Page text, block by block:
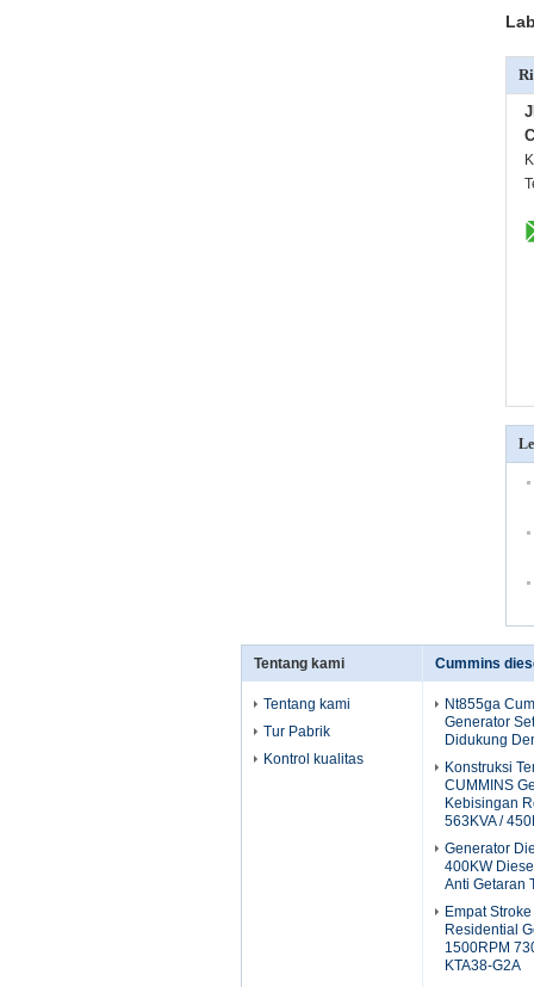
Tentang kami
Tentang kami
Tur Pabrik
Kontrol kualitas
Cummins
Nt855ga
Generator
Didukung
Konstruksi
CUMMINS
Kebisingan
563KVA /
Generator
400KW
Anti Getaran
Empat
Residential
1500RPM
KTA38-G2A